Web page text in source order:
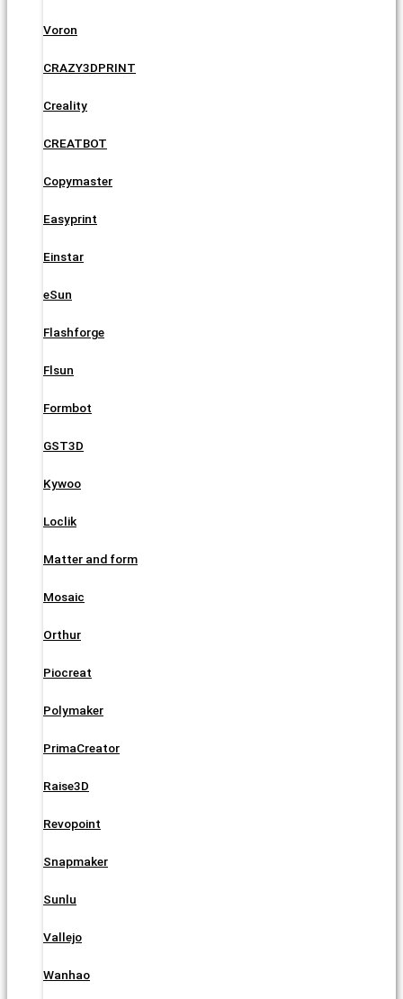
Voron
CRAZY3DPRINT
Creality
CREATBOT
Copymaster
Easyprint
Einstar
eSun
Flashforge
Flsun
Formbot
GST3D
Kywoo
Loclik
Matter and form
Mosaic
Orthur
Piocreat
Polymaker
PrimaCreator
Raise3D
Revopoint
Snapmaker
Sunlu
Vallejo
Wanhao